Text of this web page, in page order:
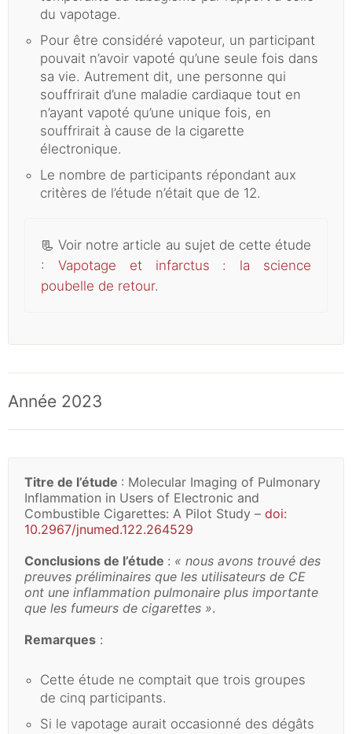
du vapotage.
Pour être considéré vapoteur, un participant
pouvait n’avoir vapoté qu’une seule fois dans
sa vie. Autrement dit, une personne qui
souffrirait d’une maladie cardiaque tout en
n’ayant vapoté qu’une unique fois, en
souffrirait à cause de la cigarette
électronique.
Le nombre de participants répondant aux
critères de l’étude n’était que de 12.
📃 Voir notre article au sujet de cette étude
: Vapotage et infarctus : la science
poubelle de retour.
Année 2023
Titre de l’étude : Molecular Imaging of Pulmonary
Inflammation in Users of Electronic and
Combustible Cigarettes: A Pilot Study – doi:
10.2967/jnumed.122.264529
Conclusions de l’étude : « nous avons trouvé des
preuves préliminaires que les utilisateurs de CE
ont une inflammation pulmonaire plus importante
que les fumeurs de cigarettes ».
Remarques :
Cette étude ne comptait que trois groupes
de cinq participants.
Si le vapotage aurait occasionné des dégâts